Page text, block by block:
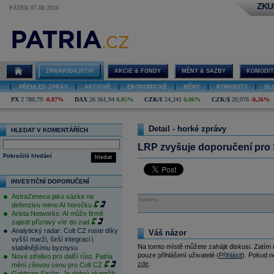
PÁTEK 07.08.2026
ZPRAVODAJSTVÍ AKCIE & FONDY MĚNY & SAZBY
PŘEHLED ZPRÁV AKCIOVÉ EKONOMICKÉ MĚNY KOMODITY
PX 2 780,79 -0,87% DAX 26 361,94 0,85% CZK/€ 24,241 0,06% CZK/$ 20,976 -0,26%
HLEDAT V KOMENTÁŘÍCH
hledat
Pokročilé hledání
INVESTIČNÍ DOPORUČENÍ
AstraZeneca jako sázka na
defenzivu mimo AI horečku
Arista Networks: AI může firmě
zajistit příznivý vítr do zad
Analytický radar: Colt CZ roste díky
vyšší marži, širší integraci i
stabilnějšímu byznysu
Nové střelivo pro další růst. Patria
mění cílovou cenu pro Colt CZ
Detail - horké zprávy
LRP zvyšuje doporučení
Reklama
Váš názor
Na tomto místě můžete zahájit diskusi.
pouze přihlášení uživatelé (Přihlásit). Pokud
zde